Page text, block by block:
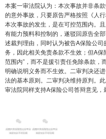
本案一审法院认为：本次事故并非条
的意外事故，只要原告严格按照《人
本次事故的发生，是在可控范围内。
有能力预料和控制的，遂驳回原告全
述裁判理由，同时认为被告A保险公
务，因此相关免责条款不生效；但A
范围内”，而不是援引责任免除条款，
明确说明义务而不生效。二审判决还
法的基本原则。二审判决维持原判。
审法院同样支持A保险公司答辩意见，